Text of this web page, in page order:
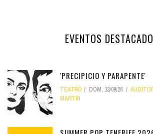
EVENTOS
'PRECIPICIO Y PARAPENTE'
TEATRO DOM, 13/09/26
MARTÍN